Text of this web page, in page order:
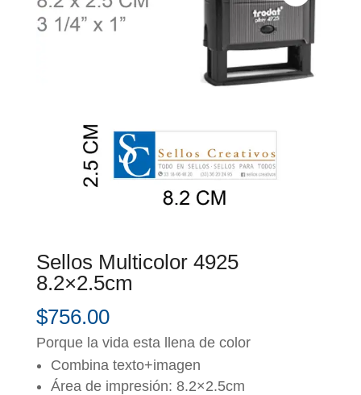
Sellos Multicolor 4925
8.2×2.5cm
$756.00
Porque la vida esta llena de color
Combina texto+imagen
Área de impresión: 8.2×2.5cm